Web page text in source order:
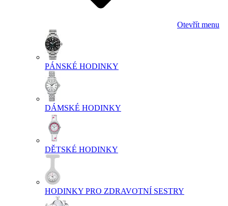
Otevřít menu
PÁNSKÉ HODINKY
DÁMSKÉ HODINKY
DĚTSKÉ HODINKY
HODINKY PRO ZDRAVOTNÍ SESTRY